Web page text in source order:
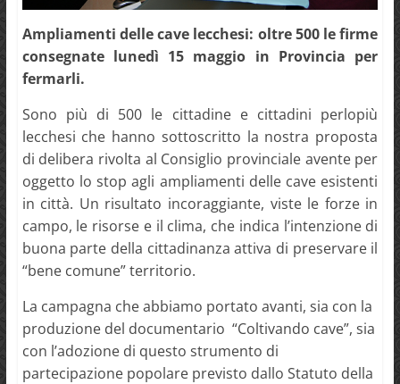
Ampliamenti delle cave lecchesi: oltre 500 le firme
consegnate lunedì 15 maggio in Provincia per
fermarli.
Sono più di 500 le cittadine e cittadini perlopiù
lecchesi che hanno sottoscritto la nostra proposta
di delibera rivolta al Consiglio provinciale avente per
oggetto lo stop agli ampliamenti delle cave esistenti
in città. Un risultato incoraggiante, viste le forze in
campo, le risorse e il clima, che indica l’intenzione di
buona parte della cittadinanza attiva di preservare il
“bene comune” territorio.
La campagna che abbiamo portato avanti, sia con la
produzione del documentario “Coltivando cave”, sia
con l’adozione di questo strumento di
partecipazione popolare previsto dallo Statuto della